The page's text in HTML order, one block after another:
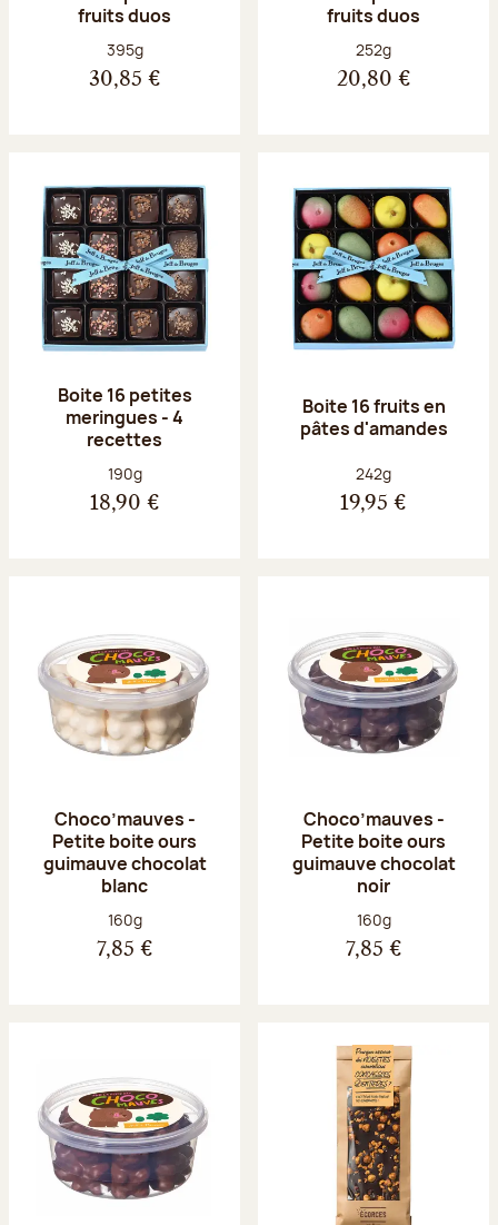
fruits duos
Poids net :
395g
30,85 €
fruits duos
Poids net :
252g
20,80 €
Boite 16 petites
meringues - 4
recettes
Poids net :
190g
18,90 €
Boite 16 fruits en
pâtes d'amandes
Poids net :
242g
19,95 €
Choco’mauves -
Petite boite ours
guimauve chocolat
blanc
Poids net :
160g
7,85 €
Choco’mauves -
Petite boite ours
guimauve chocolat
noir
Poids net :
160g
7,85 €